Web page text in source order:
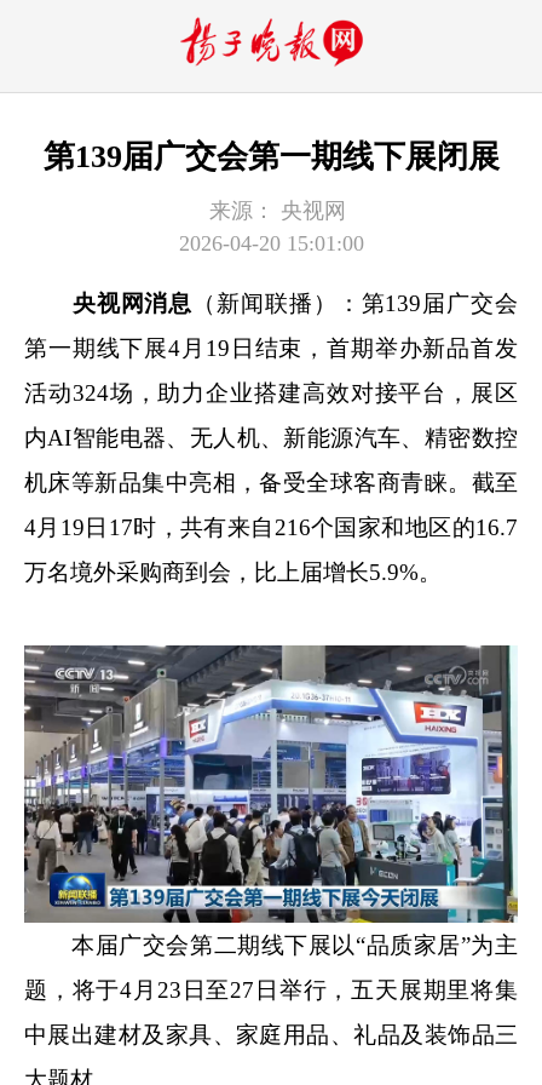
第139届广交会第一期线下展闭展
来源：
央视网
2026-04-20 15:01:00
央视网消息
（新闻联播）：第139届广交会
第一期线下展4月19日结束，首期举办新品首发
活动324场，助力企业搭建高效对接平台，展区
内AI智能电器、无人机、新能源汽车、精密数控
机床等新品集中亮相，备受全球客商青睐。截至
4月19日17时，共有来自216个国家和地区的16.7
万名境外采购商到会，比上届增长5.9%。
本届广交会第二期线下展以“品质家居”为主
题，将于4月23日至27日举行，五天展期里将集
中展出建材及家具、家庭用品、礼品及装饰品三
大题材。